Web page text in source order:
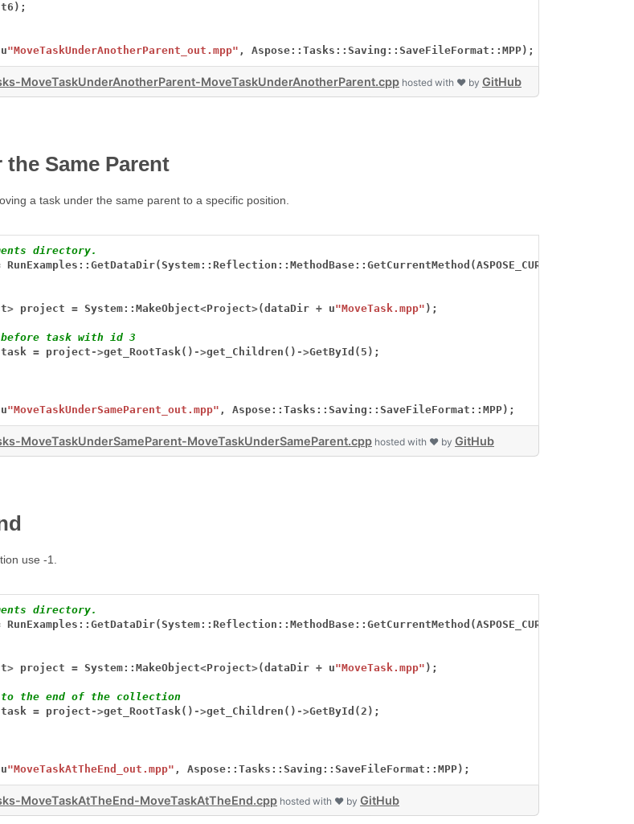
u"MoveTaskUnderAnotherParent_out.mpp" , Aspose::Tasks::Saving::SaveFileFormat::MPP);
MoveTaskUnderAnotherParent-MoveTaskUnderAnotherParent.cpp hosted with ❤ by GitHub
Same Parent
a task under the same parent to a specific position.
directory.
RunExamples::GetDataDir(System::Reflection::MethodBase::GetCurrentMethod(ASPOSE_CURRENT_FUNCTION)
> project = System::MakeObject<Project>(dataDir + u"MoveTask.mpp" );
task with id 3
task = project ->get_RootTask() ->get_Children() ->GetById(5);
u"MoveTaskUnderSameParent_out.mpp" , Aspose::Tasks::Saving::SaveFileFormat::MPP);
MoveTaskUnderSameParent-MoveTaskUnderSameParent.cpp hosted with ❤ by GitHub
use -1.
directory.
RunExamples::GetDataDir(System::Reflection::MethodBase::GetCurrentMethod(ASPOSE_CURRENT_FUNCTION)
> project = System::MakeObject<Project>(dataDir + u"MoveTask.mpp" );
the end of the collection
task = project ->get_RootTask() ->get_Children() ->GetById(2);
u"MoveTaskAtTheEnd_out.mpp" , Aspose::Tasks::Saving::SaveFileFormat::MPP);
MoveTaskAtTheEnd-MoveTaskAtTheEnd.cpp hosted with ❤ by GitHub